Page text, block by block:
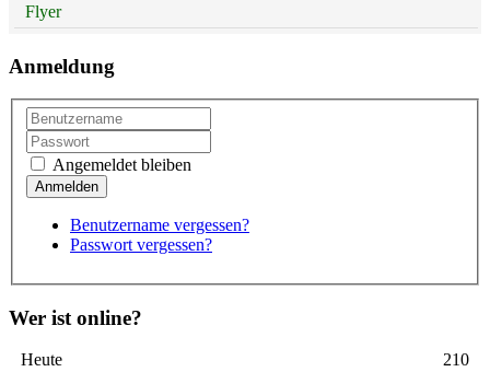
Flyer
Anmeldung
Angemeldet bleiben
Benutzername vergessen?
Passwort vergessen?
Wer ist online?
Heute 210